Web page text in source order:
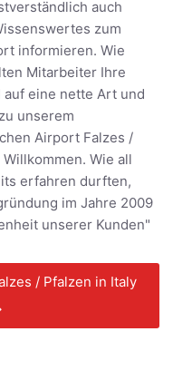
auch
zum
informieren. Wie
Mitarbeiter Ihre
eine nette Art und
unserem
Airport Falzes /
Wie all
erfahren durften,
im Jahre 2009
unserer Kunden"
/ Pfalzen in Italy